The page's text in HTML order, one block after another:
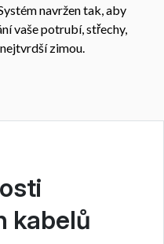
navržen tak, aby
vaše potrubí, střechy,
zimou.
kabelů